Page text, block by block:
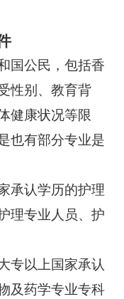
国公民，包括香
性别、教育背
健康状况等限
也有部分专业是
承认学历的护理
理专业人员、护
专以上国家承认
及药学专业专科